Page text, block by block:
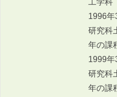
1996
研究科
年の
1999
研究科
年の課